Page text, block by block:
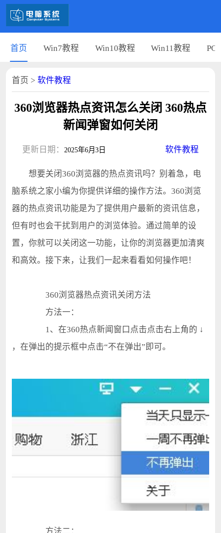
首页 Win7教程 Win10教程 Win11教程 PC
首页 > 软件教程
360浏览器热点资讯怎么关闭 360热点
新闻弹窗如何关闭
更新日期： 2025年6月3日 软件教程
想要关闭360浏览器的热点资讯吗？别着急，电
脑系统之家小编为你提供详细的操作方法。360浏览
器的热点资讯功能是为了提供用户最新的资讯信息，
但有时也会干扰到用户的浏览体验。通过简单的设
置，你就可以关闭这一功能，让你的浏览器更加清爽
和高效。接下来，让我们一起来看看如何操作吧！
360浏览器热点资讯关闭方法
方法一：
1、在360热点新闻窗口点击点击右上角的 ↓
，在弹出的提示框中点击“不在弹出”即可。